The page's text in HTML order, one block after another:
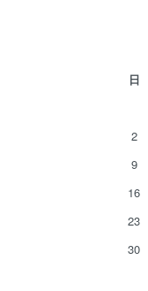
日
2
9
16
23
30